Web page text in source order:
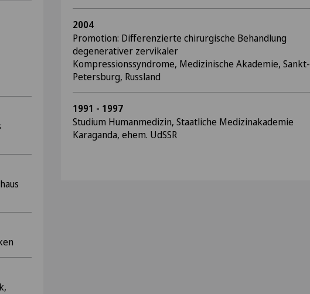
2004
Promotion: Differenzierte chirurgische Behandlung
degenerativer zervikaler
Kompressionssyndrome, Medizinische Akademie, Sankt-
Petersburg, Russland
1991 - 1997
Studium Humanmedizin, Staatliche Medizinakademie
Karaganda, ehem. UdSSR